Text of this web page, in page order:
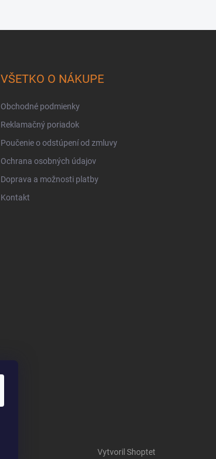
VŠETKO O NÁKUPE
Obchodné podmienky
Reklamačný poriadok
Poučenie o odstúpení od zmluvy
Ochrana osobných údajov
Doprava a možnosti platby
Kontakt
Vytvoril Shoptet